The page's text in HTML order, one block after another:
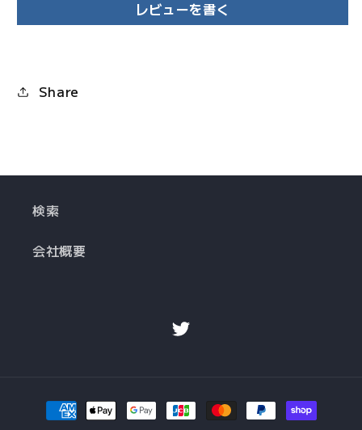
レビューを書く
Share
検索
会社概要
Twitter